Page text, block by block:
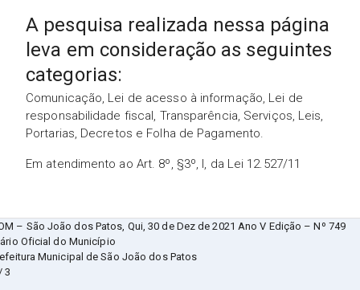
A pesquisa realizada nessa página
leva em consideração as seguintes
categorias:
Comunicação, Lei de acesso à informação, Lei de
responsabilidade fiscal, Transparência, Serviços, Leis,
Portarias, Decretos e Folha de Pagamento.
Em atendimento ao Art. 8º, §3º, I, da Lei 12.527/11
– São João dos Patos, Qui, 30 de Dez de 2021 Ano V Edição – Nº 749
Oficial do Município
Municipal de São João dos Patos
3